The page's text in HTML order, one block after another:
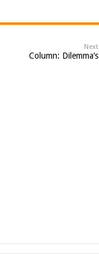
Next
Column: Dilemma’s